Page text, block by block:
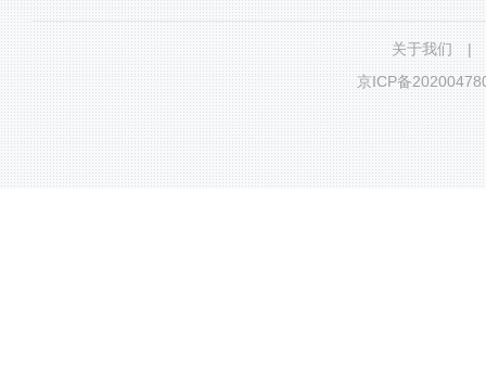
关于我们
|
京ICP备